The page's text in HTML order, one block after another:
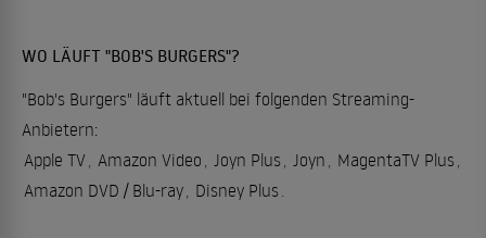
WO LÄUFT "BOB'S BURGERS"?
"Bob's Burgers" läuft aktuell bei folgenden Streaming-
Anbietern:
Apple TV, Amazon Video , Joyn Plus, Joyn , MagentaTV Plus,
Amazon DVD / Blu-ray, Disney Plus.